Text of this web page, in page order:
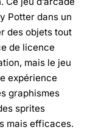
Potter dans un
des objets tout
de licence
mais le jeu
expérience
graphismes
sprites
mais efficaces.